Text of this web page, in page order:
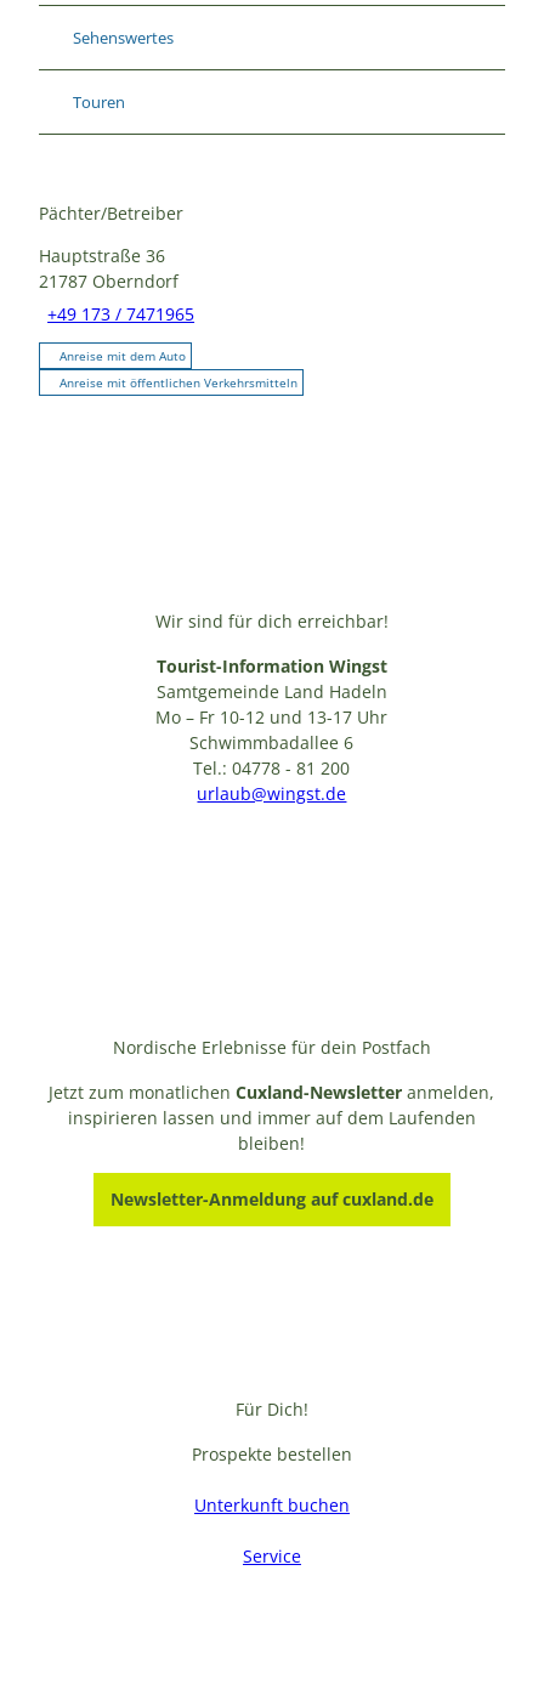
Sehenswertes
Touren
Pächter/Betreiber
Hauptstraße 36
21787 Oberndorf
+49 173 / 7471965
Anreise mit dem Auto
Anreise mit öffentlichen Verkehrsmitteln
Wir sind für dich erreichbar!
Tourist-Information Wingst
Samtgemeinde Land Hadeln
Mo – Fr 10-12 und 13-17 Uhr
Schwimmbadallee 6
Tel.: 04778 - 81 200
urlaub@wingst.de
Nordische Erlebnisse für dein Postfach
Jetzt zum monatlichenCuxland-Newsletter anmelden,
inspirieren lassen und immer auf dem Laufenden
bleiben!
Newsletter-Anmeldung auf cuxland.de
Für Dich!
Prospekte bestellen
Unterkunft buchen
Service